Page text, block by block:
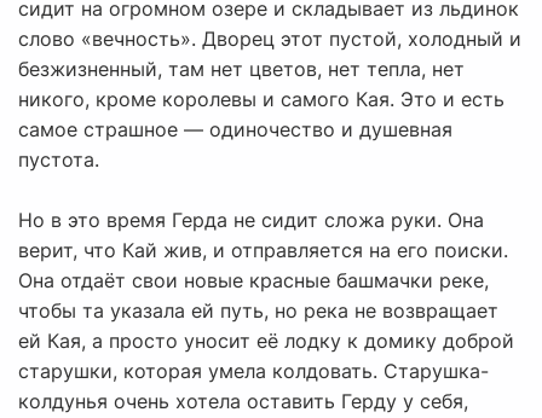
сидит на огромном озере и складывает из льдинок
слово «вечность». Дворец этот пустой, холодный и
безжизненный, там нет цветов, нет тепла, нет
никого, кроме королевы и самого Кая. Это и есть
самое страшное — одиночество и душевная
пустота.
Но в это время Герда не сидит сложа руки. Она
верит, что Кай жив, и отправляется на его поиски.
Она отдаёт свои новые красные башмачки реке,
чтобы та указала ей путь, но река не возвращает
ей Кая, а просто уносит её лодку к домику доброй
старушки, которая умела колдовать. Старушка-
колдунья очень хотела оставить Герду у себя,